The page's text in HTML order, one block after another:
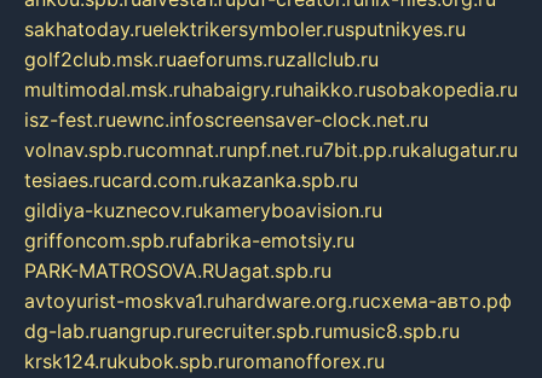
sakhatoday.ruelektrikersymboler.rusputnikyes.ru
golf2club.msk.ruaeforums.ruzallclub.ru
multimodal.msk.ruhabaigry.ruhaikko.rusobakopedia.ru
isz-fest.ruewnc.infoscreensaver-clock.net.ru
volnav.spb.rucomnat.runpf.net.ru7bit.pp.rukalugatur.ru
tesiaes.rucard.com.rukazanka.spb.ru
gildiya-kuznecov.rukameryboavision.ru
griffoncom.spb.rufabrika-emotsiy.ru
PARK-MATROSOVA.RUagat.spb.ru
avtoyurist-moskva1.ruhardware.org.ruсхема-авто.рф
dg-lab.ruangrup.rurecruiter.spb.rumusic8.spb.ru
krsk124.rukubok.spb.ruromanofforex.ru